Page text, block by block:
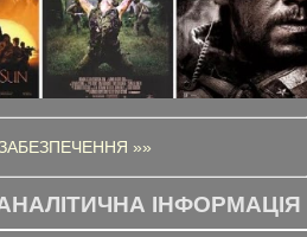
»»
ІНФОРМАЦІЯ